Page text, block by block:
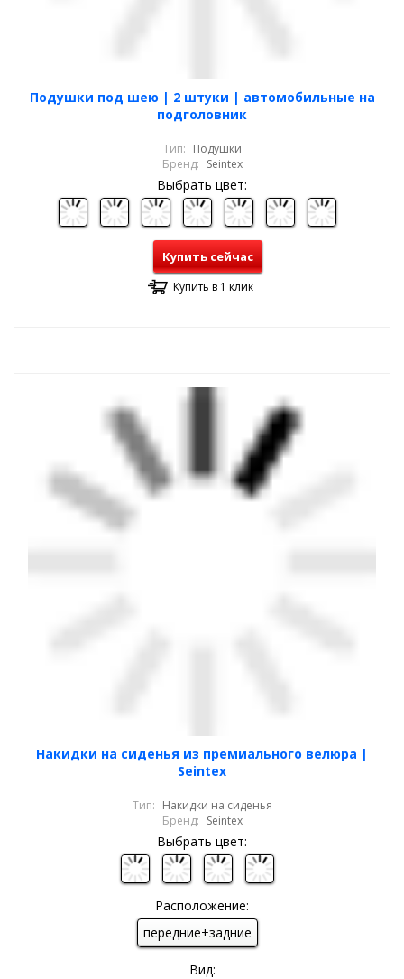
Подушки под шею | 2 штуки | автомобильные на
подголовник
Тип: Подушки
Бренд: Seintex
Выбрать цвет:
Купить сейчас
Купить в 1 клик
Накидки на сиденья из премиального велюра |
Seintex
Тип: Накидки на сиденья
Бренд: Seintex
Выбрать цвет:
Расположение:
передние+задние
Вид: